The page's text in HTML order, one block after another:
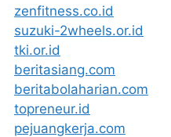
zenfitness.co.id
suzuki-2wheels.or.id
tki.or.id
beritasiang.com
beritabolaharian.com
topreneur.id
pejuangkerja.com